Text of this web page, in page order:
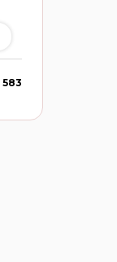
583